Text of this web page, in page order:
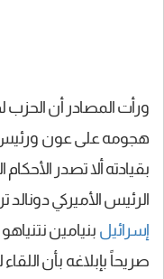
ورأت المصادر أن الحزب
هجومه على عون
بقيادته ألا تصدر
الرئيس الأميركي
إسرائيل بنيامين
صريحاً بإبلاغه بأن